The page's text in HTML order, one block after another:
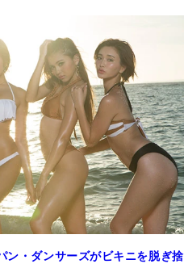
ン・ダンサーズがビキニを脱ぎ捨